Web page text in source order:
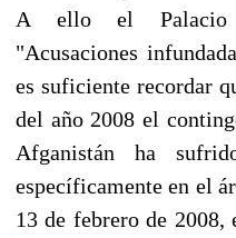
A ello el Palacio
"Acusaciones
es suficiente recordar
del año 2008 el
Afganistán ha
específicamente en el
13 de febrero de 2008,